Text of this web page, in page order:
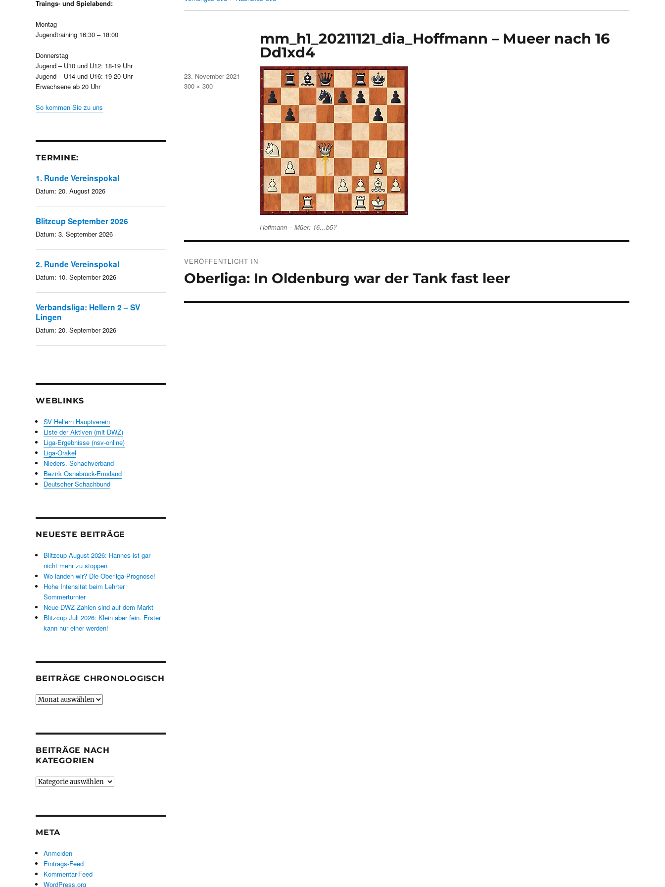
mm_h1_20211121_dia_Hoffmann – Mueer nach 16
Dd1xd4
Hoffmann – Müer: 16…b5?
Veröffentlicht
am
23. November 2021
Volle
300 × 300
VERÖFFENTLICHT IN
Oberliga: In Oldenburg war der Tank fast leer
Traings- und Spielabend:
Montag
Jugendtraining 16:30 – 18:00
Donnerstag
Jugend – U10 und U12: 18-19 Uhr
Jugend – U14 und U16: 19-20 Uhr
Erwachsene ab 20 Uhr
So kommen Sie zu uns
TERMINE:
1. Runde Vereinspokal
Datum: 20. August 2026
Blitzcup September 2026
Datum: 3. September 2026
2. Runde Vereinspokal
Datum: 10. September 2026
Verbandsliga: Hellern 2 – SV
Lingen
Datum: 20. September 2026
WEBLINKS
SV Hellern Hauptverein
Liste der Aktiven (mit DWZ)
Liga-Ergebnisse (nsv-online)
Liga-Orakel
Nieders. Schachverband
Bezirk Osnabrück-Emsland
Deutscher Schachbund
NEUESTE BEITRÄGE
Blitzcup August 2026: Hannes ist gar
nicht mehr zu stoppen
Wo landen wir? Die Oberliga-Prognose!
Hohe Intensität beim Lehrter
Sommerturnier
Neue DWZ-Zahlen sind auf dem Markt
Blitzcup Juli 2026: Klein aber fein. Erster
kann nur einer werden!
BEITRÄGE CHRONOLOGISCH
Beiträge
BEITRÄGE NACH
KATEGORIEN
Beiträge
META
Anmelden
Eintrags-Feed
Kommentar-Feed
WordPress.org